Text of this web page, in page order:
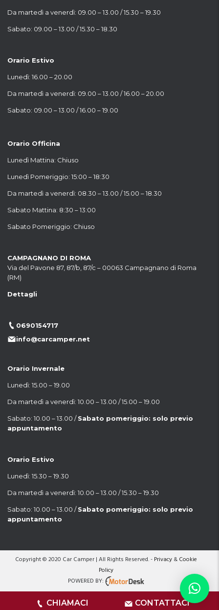
Da martedì a venerdì: 09.00 – 13.00 / 15.30 – 19.30
Sabato: 09.00 – 13.00 / 15.30 – 18.30
Orario Estivo
Lunedì: 16.00 – 20.00
Da martedì a venerdì: 09.00 – 13.00 / 16.00 – 20.00
Sabato: 09.00 – 13.00 / 16.00 – 19.00
Orario Officina
Lunedì Mattina: Chiuso
Lunedì Pomeriggio: 15:00 – 18:30
Da martedì a venerdì: 08.30 – 13.00 / 15.00 – 18.30
Sabato Mattina: 8:30 – 13:00
Sabato Pomeriggio: Chiuso
CAMPAGNANO DI ROMA
Via del Pavone 87, 87/b, 87/c – 00063 Campagnano di Roma
(RM)
Dettagli
0690154717
info@carcamper.net
Orario Invernale
Lunedì: 15.00 – 19.00
Da martedì a venerdì: 10.00 – 13.00 / 15.00 – 19.00
Sabato: 10.00 – 13.00 /Sabato pomeriggio: solo previo
appuntamento
Orario Estivo
Lunedì: 15.30 – 19.30
Da martedì a venerdì: 10.00 – 13.00 / 15.30 – 19.30
Sabato: 10.00 – 13.00 /Sabato pomeriggio: solo previo
appuntamento
CHIAMACI CONTATTACI
Copyright © 2020 Car Camper | All Rights Reserved. - Privacy& Cookie
Policy
POWERED BY: